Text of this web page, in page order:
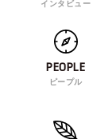
インタビュー
PEOPLE
ピープル